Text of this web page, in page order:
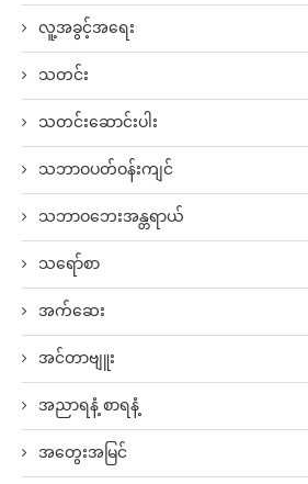
လူ့အခွင့်အရေး
သတင်း
သတင်းဆောင်းပါး
သဘာဝပတ်ဝန်းကျင်
သဘာဝဘေးအန္တရာယ်
သရော်စာ
အက်ဆေး
အင်တာဗျူး
အညာရနံ့ စာရနံ့
အတွေးအမြင်